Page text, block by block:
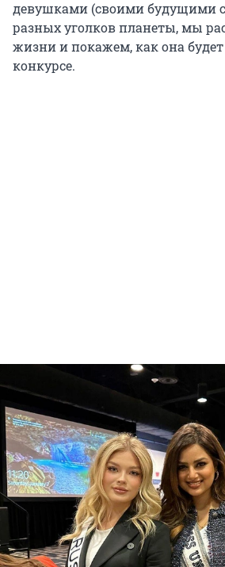
девушками (своими будущими
разных уголков планеты, мы
жизни и покажем, как она
конкурсе.